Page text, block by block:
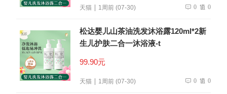
天猫 1周前 (07-30) 0 0
松达婴儿山茶油洗发沐浴露120ml*2新
生儿护肤二合一沐浴液-t
99.90元
天猫 1周前 (07-30) 0 0